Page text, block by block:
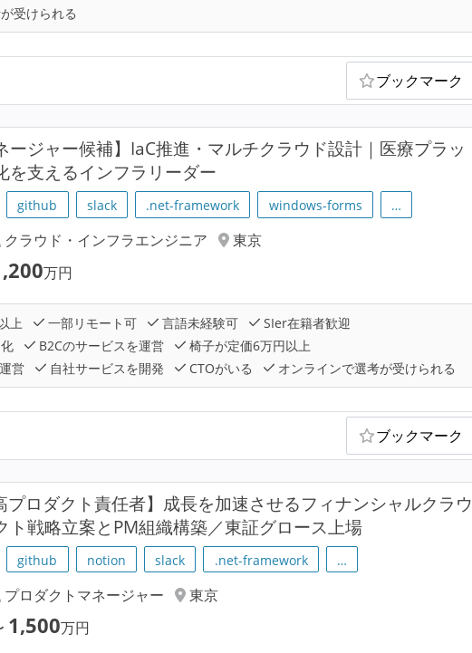
受けられる
ブックマーク
ージャー候補】IaC推進・マルチクラウド設計｜医療プラッ
を支えるインフラリーダー
github slack .net-framework windows-forms …
クラウド・インフラエンジニア
東京
万円
上 一部リモート可 言語未経験可
SIer在籍者歓迎
B2Cのサービスを運営
椅子が定価6万円以上
営
自社サービスを開発 CTOがいる オンラインで選考が受けられる
ブックマーク
プロダクト責任者】成長を加速させるフィナンシャルクラウ
ト戦略立案とPM組織構築／東証グロース上場
github notion slack .net-framework …
プロダクトマネージャー
東京
1,500万円